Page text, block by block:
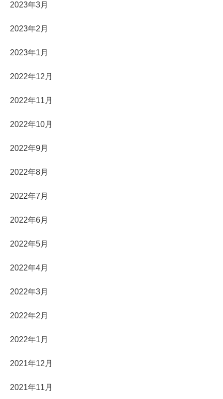
2023年3月
2023年2月
2023年1月
2022年12月
2022年11月
2022年10月
2022年9月
2022年8月
2022年7月
2022年6月
2022年5月
2022年4月
2022年3月
2022年2月
2022年1月
2021年12月
2021年11月